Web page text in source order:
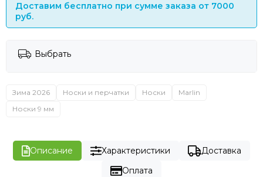
Доставим бесплатно при сумме заказа от 7000
руб.
Выбрать
Зима 2026 Носки и перчатки Носки
Marlin
Носки 9 мм
Описание Характеристики
Доставка
Оплата